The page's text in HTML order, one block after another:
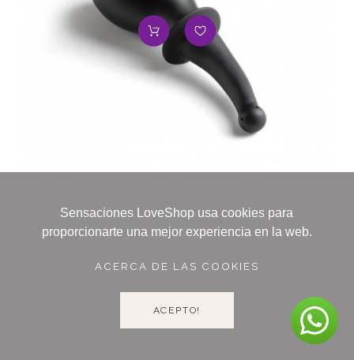
16,95 €
Soy la ducha anal que además de limpiarte, te estimulará...
Sensaciones LoveShop usa cookies para
proporcionarte una mejor experiencia en la web.
ACERCA DE LAS COOKIES
ACEPTO!